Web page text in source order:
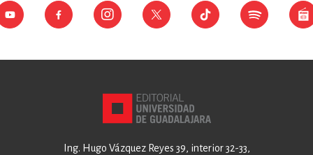
Ing. Hugo Vázquez Reyes 39, interior 32-33,